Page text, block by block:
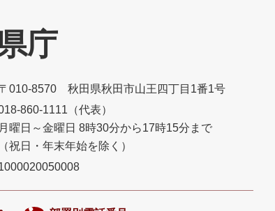
庁
010-8570 秋田県秋田市山王四丁目1番1号
860-1111（代表）
月曜日～金曜日 8時30分から17時15分まで
（祝日・年末年始を除く）